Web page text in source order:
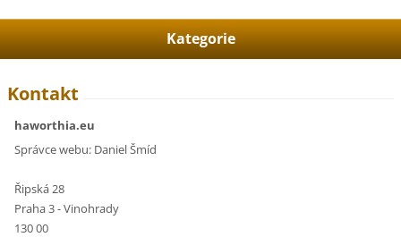
Kategorie
Kontakt
haworthia.eu
Správce webu: Daniel Šmíd
Řipská 28
Praha 3 - Vinohrady
130 00